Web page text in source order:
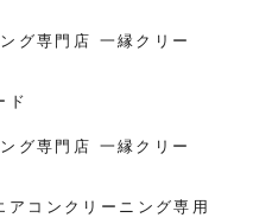
グ専門店 一縁クリー
ド
グ専門店 一縁クリー
コンクリーニング専用